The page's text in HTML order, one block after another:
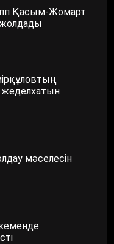
Қасым-Жомарт
жеделхатын
мәселесін